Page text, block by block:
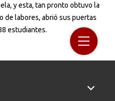
y esta, tan pronto obtuvo la
de labores, abrió sus puertas
estudiantes.